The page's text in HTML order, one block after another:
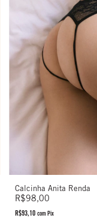
Calcinha Anita Renda
R$98,00
R$93,10com Pix